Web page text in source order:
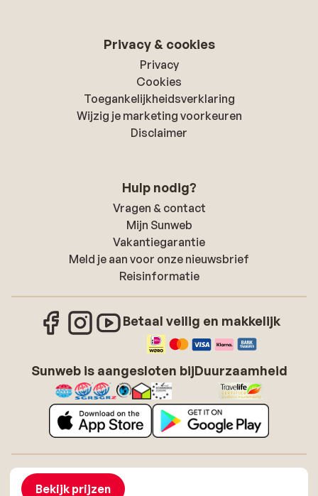
Bekijk prijzen
Privacy & cookies
Privacy
Cookies
Toegankelijkheidsverklaring
Wijzig je marketing voorkeuren
Disclaimer
Hulp nodig?
Vragen & contact
Mijn Sunweb
Vakantiegarantie
Meld je aan voor onze nieuwsbrief
Reisinformatie
Betaal veilig en makkelijk
Sunweb is aangesloten bijDuurzaamheid
Over Sunweb
Algemene voorwaarden zonvakanties